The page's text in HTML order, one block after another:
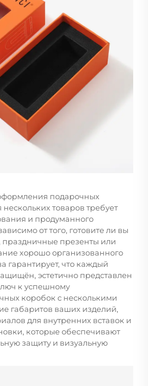
подарочных
товаров требует
и продуманного
от того, готовите ли вы
презенты или
хорошо организованного
гарантирует, что каждый
эстетично представлен
к успешному
коробок с несколькими
габаритов ваших изделий,
для внутренних вставок и
которые обеспечивают
защиту и визуальную